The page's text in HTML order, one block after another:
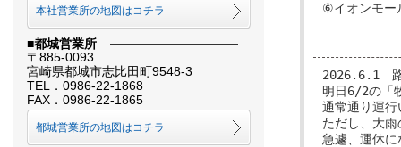
本社営業所の地図はコチラ
■都城営業所
〒885-0093
宮崎県都城市志比田町9548-3
TEL．0986-22-1868
FAX．0986-22-1865
都城営業所の地図はコチラ
⑥イオンモー
2026.6.1　
明日6/2の「
通常通り運行
ただし、大
急遽、運休